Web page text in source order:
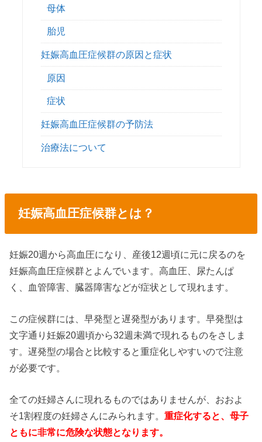
母体
胎児
妊娠高血圧症候群の原因と症状
原因
症状
妊娠高血圧症候群の予防法
治療法について
妊娠高血圧症候群とは？
妊娠20週から高血圧になり、産後12週頃に元に戻るのを
妊娠高血圧症候群とよんでいます。高血圧、尿たんぱ
く、血管障害、臓器障害などが症状として現れます。
この症候群には、早発型と遅発型があります。早発型は
文字通り妊娠20週頃から32週未満で現れるものをさしま
す。遅発型の場合と比較すると重症化しやすいので注意
が必要です。
全ての妊婦さんに現れるものではありませんが、おおよ
そ1割程度の妊婦さんにみられます。重症化すると、母子
ともに非常に危険な状態となります。